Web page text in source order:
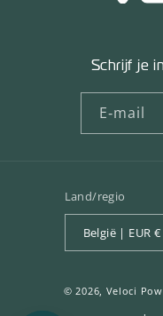
Schrijf je
E‑mail
Land/regio
België | EUR €
© 2026, Veloci